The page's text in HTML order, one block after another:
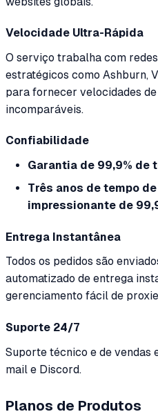
Velocidade Ultra-Rápida
O serviço trabalha com
estratégicos como Ashburn,
para fornecer velocidades
incomparáveis.
Confiabilidade
Garantia de 99,9% de
Três anos de tempo
impressionante de
Entrega Instantânea
Todos os pedidos são
automatizado de entrega
gerenciamento fácil de
Suporte 24/7
Suporte técnico e de
mail e Discord.
Planos de Produtos